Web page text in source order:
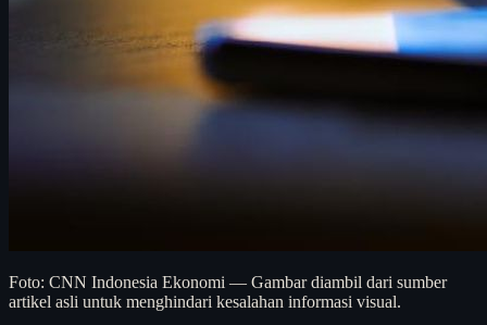
Foto: CNN Indonesia Ekonomi — Gambar diambil dari sumber
artikel asli untuk menghindari kesalahan informasi visual.